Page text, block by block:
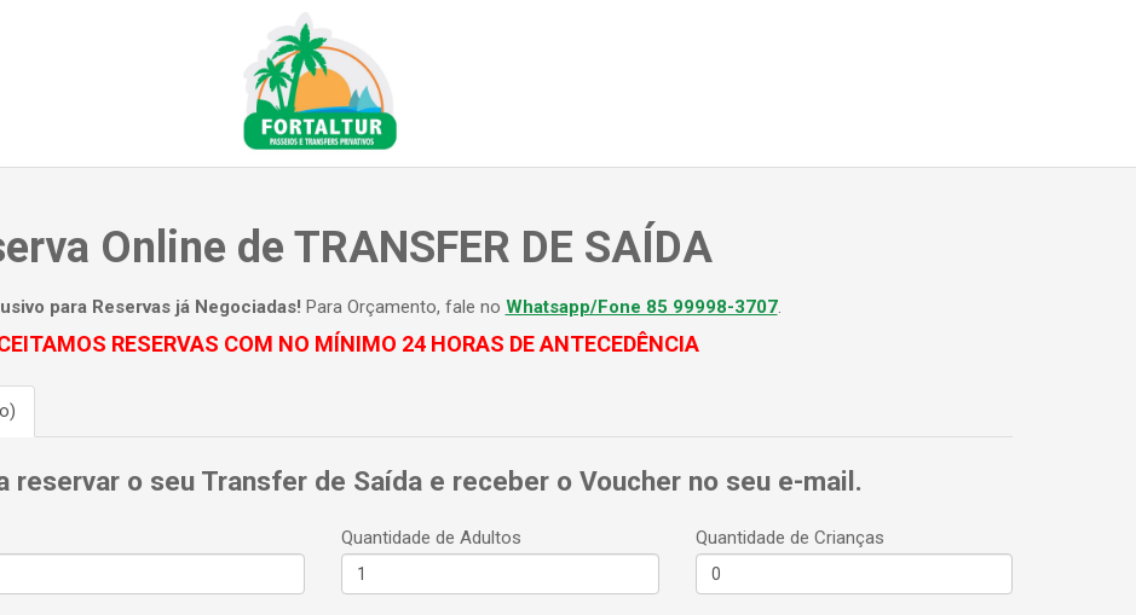
Online de TRANSFER DE SAÍDA
para Reservas já Negociadas! Para Orçamento, fale no Whatsapp/Fone 85 99998-3707.
RESERVAS COM NO MÍNIMO 24 HORAS DE ANTECEDÊNCIA
reservar o seu Transfer de Saída e receber o Voucher no seu e-mail.
Quantidade de Adultos Quantidade de Crianças